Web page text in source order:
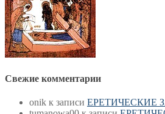
Свежие комментарии
onik к записи ЕРЕТИЧЕСКИЕ